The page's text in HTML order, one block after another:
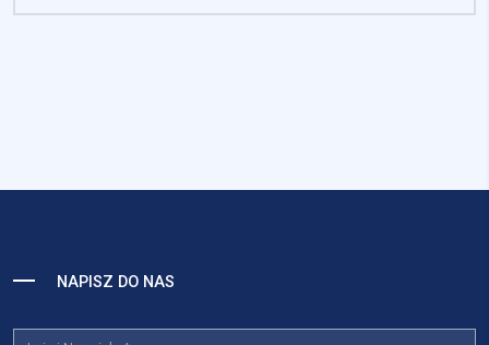
NAPISZ DO NAS